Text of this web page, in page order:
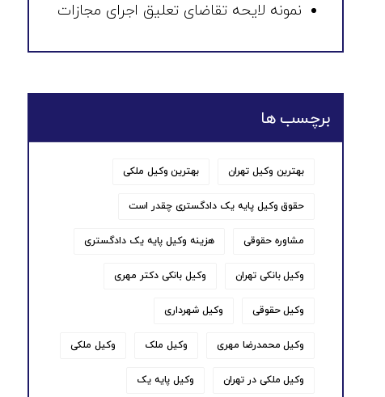
نمونه لایحه تقاضای تعلیق اجرای مجازات
برچسب ها
بهترین وکیل تهران بهترین وکیل ملکی
حقوق وکیل پایه یک دادگستری چقدر است
مشاوره حقوقی هزینه وکیل پایه یک دادگستری
وکیل بانکی تهران وکیل بانکی دکتر مهری
وکیل حقوقی وکیل شهرداری
وکیل محمدرضا مهری وکیل ملک وکیل ملکی
وکیل ملکی در تهران وکیل پایه یک